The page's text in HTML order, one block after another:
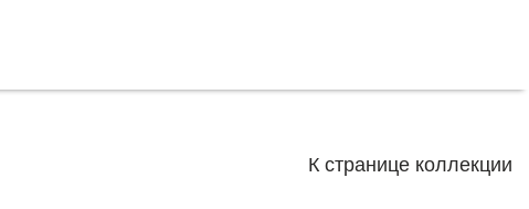
К странице коллекции